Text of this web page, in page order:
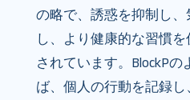
の略で、誘惑を抑制し
し、より健康的な習慣
されています。BlockPの
ば、個人の行動を記録し